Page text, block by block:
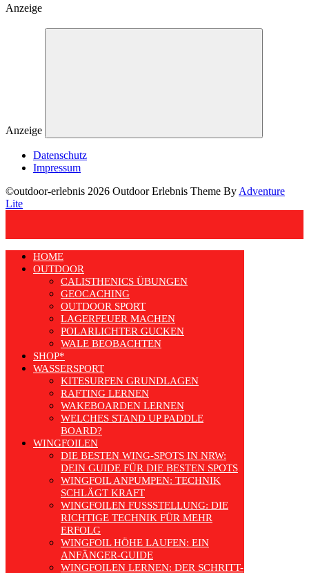
Anzeige
Anzeige
Datenschutz
Impressum
©outdoor-erlebnis 2026 Outdoor Erlebnis Theme By Adventure
Lite
HOME
OUTDOOR
CALISTHENICS ÜBUNGEN
GEOCACHING
OUTDOOR SPORT
LAGERFEUER MACHEN
POLARLICHTER GUCKEN
WALE BEOBACHTEN
SHOP*
WASSERSPORT
KITESURFEN GRUNDLAGEN
RAFTING LERNEN
WAKEBOARDEN LERNEN
WELCHES STAND UP PADDLE
BOARD?
WINGFOILEN
DIE BESTEN WING-SPOTS IN NRW:
DEIN GUIDE FÜR DIE BESTEN SPOTS
WINGFOIL ANPUMPEN: TECHNIK
SCHLÄGT KRAFT
WINGFOILEN FUSSSTELLUNG: DIE R
ICHTIGE TECHNIK FÜR MEHR E
RFOLG
WINGFOIL HÖHE LAUFEN: EIN
ANFÄNGER-GUIDE
WINGFOILEN LERNEN: DER SCHRITT-